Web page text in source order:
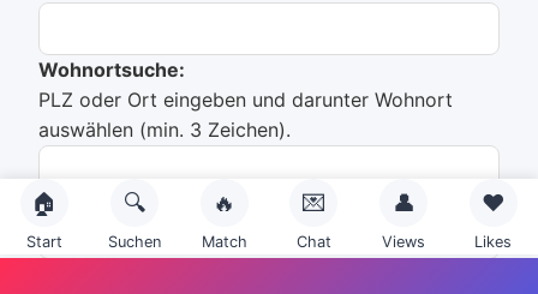
Wohnortsuche:
PLZ oder Ort eingeben und darunter Wohnort
auswählen (min. 3 Zeichen).
🏠
Start
🔍
Suchen
🔥
Match
💌
Chat
👤
Views
❤️
Likes